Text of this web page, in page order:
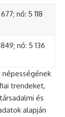
nő: 5 118
nő: 5 136
trendeket,
és
alapján